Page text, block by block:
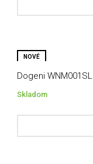
NOVÉ
Dogeni WNM001SL
Skladom